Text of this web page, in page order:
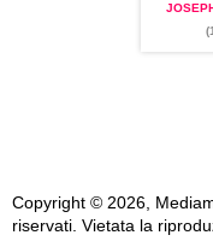
Copyright © 2026,
riservati. Vietata la